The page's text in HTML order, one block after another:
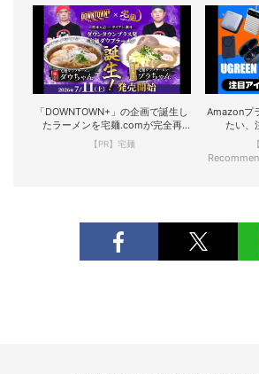
「DOWNTOWN+」の企画で誕生し
たラーメンを宅麺.comが完全再
現！
【PR】宅麺
Amazonプ
たい、